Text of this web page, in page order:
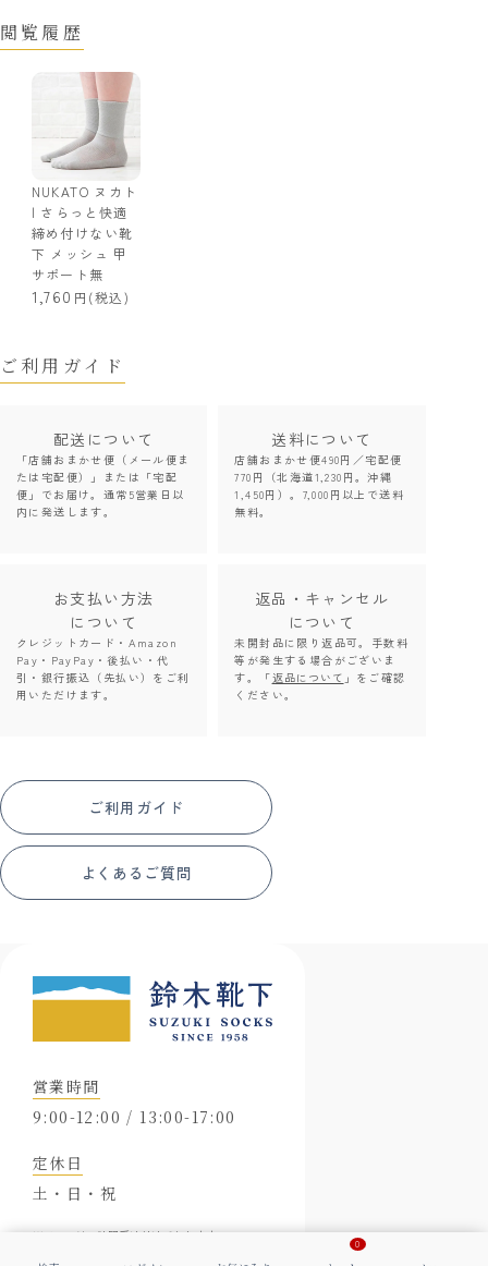
閲覧履歴
NUKATO ヌカト
| さらっと快適
締め付けない靴
下 メッシュ 甲
サポート無
1,760 (税込)
0
ご利用ガイド
配送について
「店舗おまかせ便（メール便ま
たは宅配便）」または「宅配
便」でお届け。通常5営業日以
内に発送します。
送料について
店舗おまかせ便490円／宅配便
770円（北海道1,230円。沖縄
1,450円）。7,000円以上で送料
無料。
お支払い方法
について
クレジットカード・Amazon
Pay・PayPay・後払い・代
引・銀行振込（先払い）をご利
用いただけます。
返品・キャンセル
について
未開封品に限り返品可。手数料
等が発生する場合がございま
す。「返品について 」をご確認
ください。
ご利用ガイド
よくあるご質問
営業時間
9:00-12:00 / 13:00-17:00
定休日
土・日・祝
※メールは24時間受け付けております。